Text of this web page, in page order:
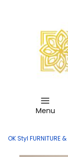
Menu
OK Styl FURNITURE